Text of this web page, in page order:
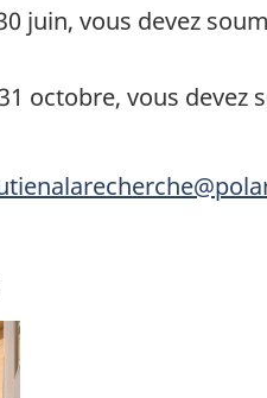
juin, vous devez
octobre, vous